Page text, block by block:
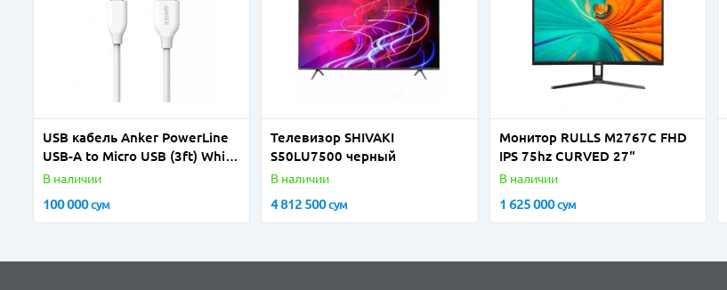
USB кабель Anker PowerLine
USB-A to Micro USB (3ft) White
A8132H21
В наличии
100 000сум
Телевизор SHIVAKI
S50LU7500 черный
В наличии
4 812 500сум
Монитор RULLS M2767C FHD
IPS 75hz CURVED 27"
В наличии
1 625 000сум